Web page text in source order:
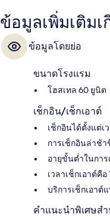
ข้อมูลเพิ่มเติม
ข้อมูลโดยย่อ
ขนาดโรงแรม
โฮสเทล 60 ยูนิต
เช็กอิน/เช็กเอาต์
เช็กอินได้ตั้งแต่เ
การเช็กอินล่าช้
อายุขั้นต่ำในการ
เวลาเช็กเอาต์คือ
บริการเช็กเอาต์
คำแนะนำพิเศษส